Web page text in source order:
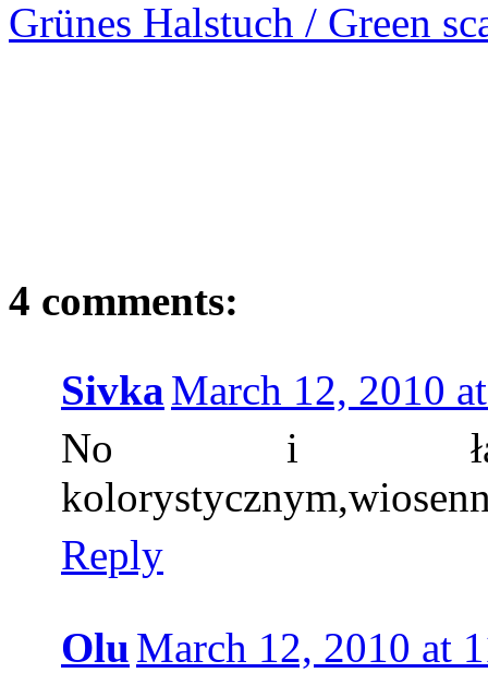
Grünes Halstuch / Green
4 comments:
SivkaMarch 12, 2010
No i
Reply
OluMarch 12, 2010 at